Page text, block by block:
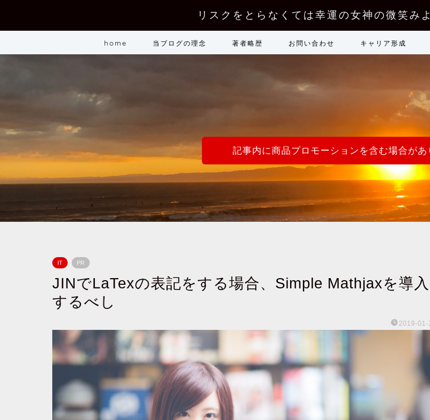
リスクをとらなくては幸運の女神の微笑み
home 当ブログの理念 著者略歴 お問い合わせ キャリア形成
記事内に商品プロモーションを含む場合があ
IT PR
JINでLaTexの表記をする場合、Simple Mathjaxを導入
するべし
2019-01-